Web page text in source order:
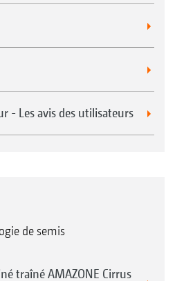
- Les avis des utilisateurs
de semis
traîné AMAZONE Cirrus